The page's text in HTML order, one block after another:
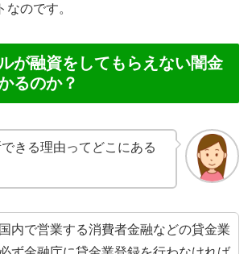
のです。
が融資をしてもらえない闇金
るのか？
きる理由ってどこにある
内で営業する消費者金融などの貸金業